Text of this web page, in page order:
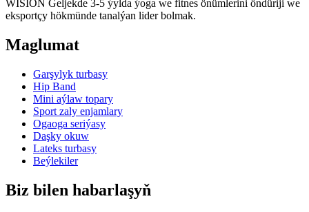
WISION Geljekde 3-5 ýylda ýoga we fitnes önümlerini öndüriji we
eksportçy hökmünde tanalýan lider bolmak.
Maglumat
Garşylyk turbasy
Hip Band
Mini aýlaw topary
Sport zaly enjamlary
Ogaoga seriýasy
Daşky okuw
Lateks turbasy
Beýlekiler
Biz bilen habarlaşyň